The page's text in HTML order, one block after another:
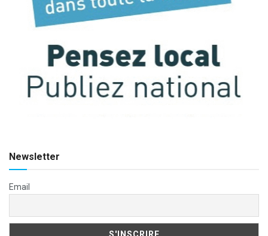
Newsletter
Email